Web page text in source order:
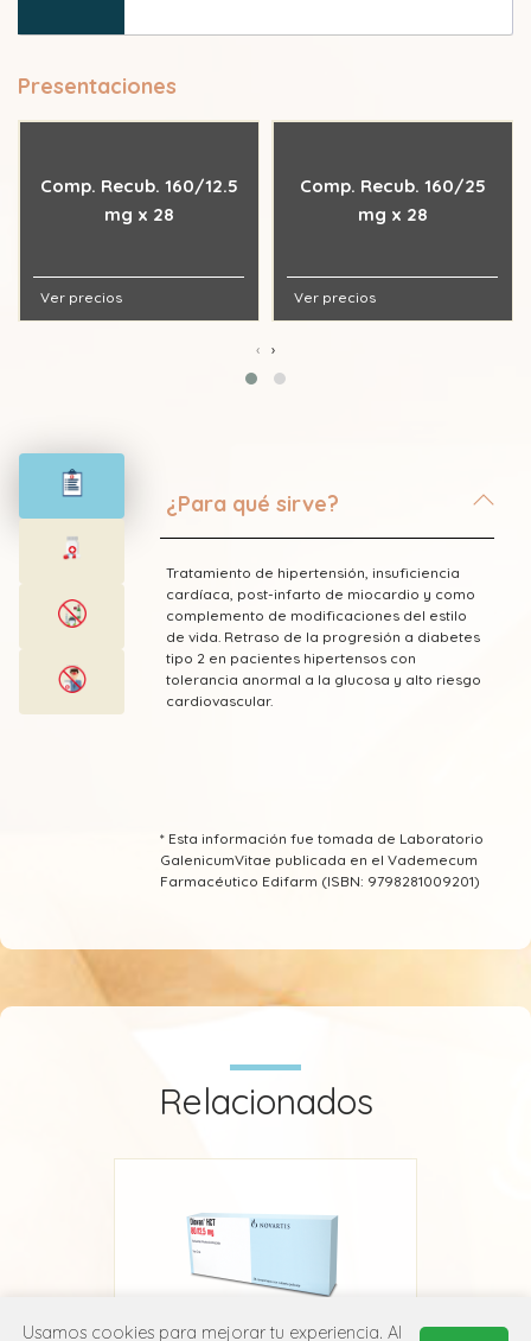
Presentaciones
Comp. Recub. 160/12.5
mg x 28
Ver precios
Comp. Recub. 160/25
mg x 28
Ver precios
‹ ›
¿Para qué sirve?
Tratamiento de hipertensión, insuficiencia
cardíaca, post-infarto de miocardio y como
complemento de modificaciones del estilo
de vida. Retraso de la progresión a diabetes
tipo 2 en pacientes hipertensos con
tolerancia anormal a la glucosa y alto riesgo
cardiovascular.
* Esta información fue tomada de Laboratorio
GalenicumVitae publicada en el Vademecum
Farmacéutico Edifarm (ISBN: 9798281009201)
Relacionados
Usamos cookies para mejorar tu experiencia. Al